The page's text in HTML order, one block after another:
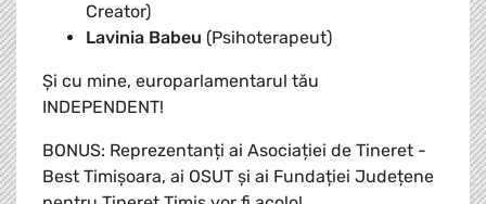
Creator)
Lavinia Babeu (Psihoterapeut)
Și cu mine, europarlamentarul tău
INDEPENDENT!
BONUS: Reprezentanți ai Asociației de Tineret -
Best Timișoara, ai OSUT și ai Fundației Județene